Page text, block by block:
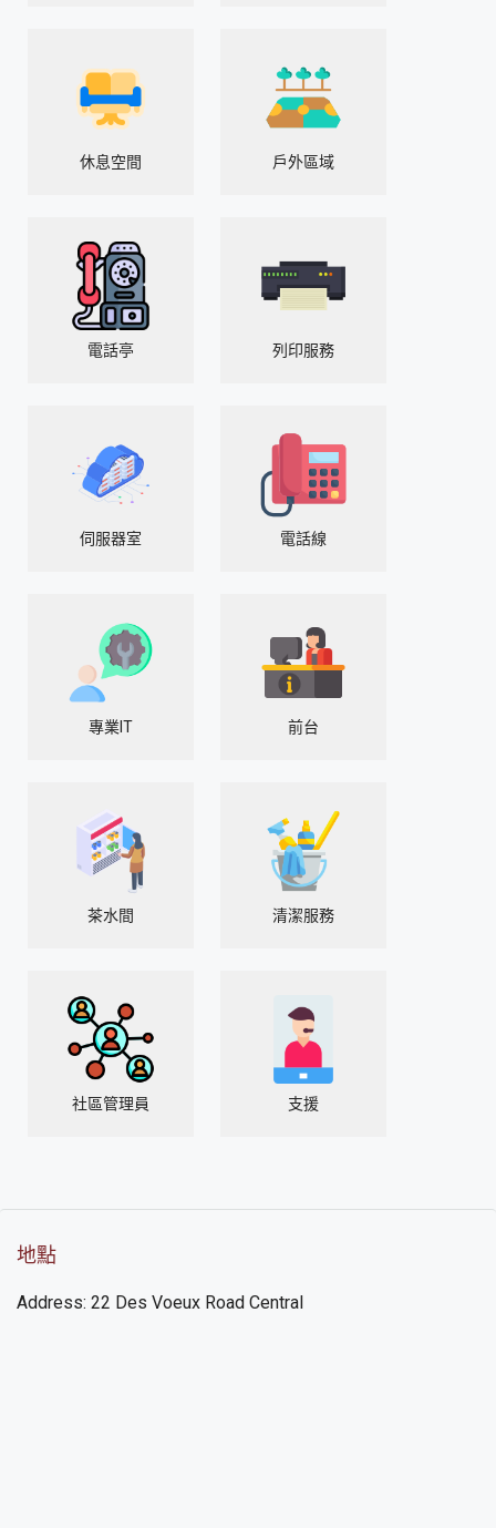
休息空間 戶外區域
電話亭 列印服務
伺服器室 電話線
專業IT 前台
茶水間 清潔服務
社區管理員 支援
地點
Address: 22 Des Voeux Road Central